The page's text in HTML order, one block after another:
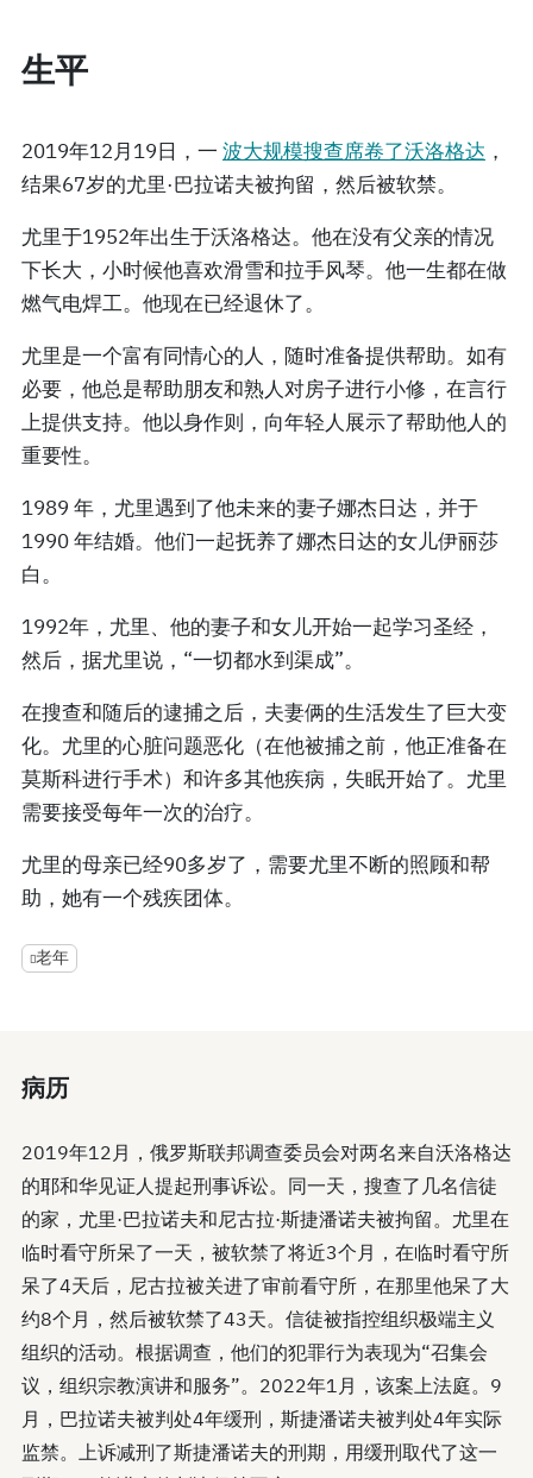
生平
2019年12月19日，一 波大规模搜查席卷了沃洛格达 ，
结果67岁的尤里·巴拉诺夫被拘留，然后被软禁。
尤里于1952年出生于沃洛格达。他在没有父亲的情况
下长大，小时候他喜欢滑雪和拉手风琴。他一生都在做
燃气电焊工。他现在已经退休了。
尤里是一个富有同情心的人，随时准备提供帮助。如有
必要，他总是帮助朋友和熟人对房子进行小修，在言行
上提供支持。他以身作则，向年轻人展示了帮助他人的
重要性。
1989 年，尤里遇到了他未来的妻子娜杰日达，并于
1990 年结婚。他们一起抚养了娜杰日达的女儿伊丽莎
白。
1992年，尤里、他的妻子和女儿开始一起学习圣经，
然后，据尤里说，“一切都水到渠成”。
在搜查和随后的逮捕之后，夫妻俩的生活发生了巨大变
化。尤里的心脏问题恶化（在他被捕之前，他正准备在
莫斯科进行手术）和许多其他疾病，失眠开始了。尤里
需要接受每年一次的治疗。
尤里的母亲已经90多岁了，需要尤里不断的照顾和帮
助，她有一个残疾团体。
老年
病历
2019年12月，俄罗斯联邦调查委员会对两名来自沃洛格达
的耶和华见证人提起刑事诉讼。同一天，搜查了几名信徒
的家，尤里·巴拉诺夫和尼古拉·斯捷潘诺夫被拘留。尤里在
临时看守所呆了一天，被软禁了将近3个月，在临时看守所
呆了4天后，尼古拉被关进了审前看守所，在那里他呆了大
约8个月，然后被软禁了43天。信徒被指控组织极端主义
组织的活动。根据调查，他们的犯罪行为表现为“召集会
议，组织宗教演讲和服务”。2022年1月，该案上法庭。9
月，巴拉诺夫被判处4年缓刑，斯捷潘诺夫被判处4年实际
监禁。上诉减刑了斯捷潘诺夫的刑期，用缓刑取代了这一